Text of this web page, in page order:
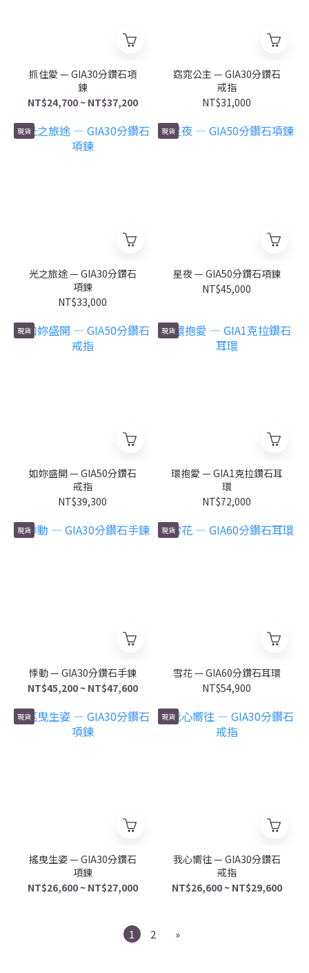
抓住愛 — GIA30分鑽石項
鍊
NT$24,700 ~ NT$37,200
窈窕公主 — GIA30分鑽石
戒指
NT$31,000
現貨
光之旅途 — GIA30分鑽石
項鍊
NT$33,000
現貨
星夜 — GIA50分鑽石項鍊
NT$45,000
現貨
如妳盛開 — GIA50分鑽石
戒指
NT$39,300
現貨
環抱愛 — GIA1克拉鑽石耳
環
NT$72,000
現貨
悸動 — GIA30分鑽石手鍊
NT$45,200 ~ NT$47,600
現貨
雪花 — GIA60分鑽石耳環
NT$54,900
現貨
搖曳生姿 — GIA30分鑽石
項鍊
NT$26,600 ~ NT$27,000
現貨
我心嚮往 — GIA30分鑽石
戒指
NT$26,600 ~ NT$29,600
1 2 »